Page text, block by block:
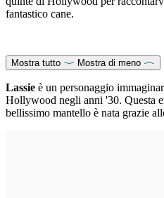
fantastico cane.
Mostra tutto Mostra di meno
Lassie è un personaggio
Hollywood negli anni '30. Questa
bellissimo mantello è nata grazie